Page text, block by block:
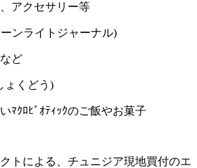
アクセサリー等
ンライトジャーナル)
ど
ょくどう)
ﾏｸﾛﾋﾞｵﾃｨｯｸのご飯やお菓子
トによる、チュニジア現地買付のエ